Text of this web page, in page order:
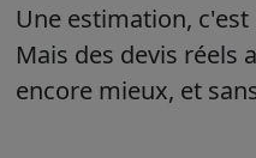
Une estimation, c'est
Mais des devis réels
encore mieux, et